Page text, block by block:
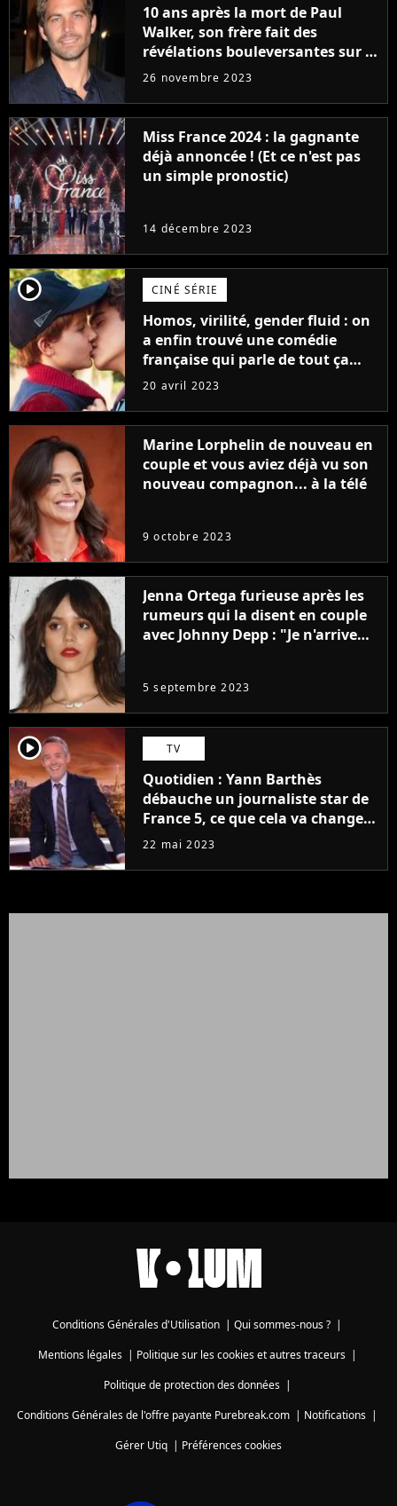
10 ans après la mort de Paul
Walker, son frère fait des
révélations bouleversantes sur la
réaction des acteurs de Fast and
26 novembre 2023
Miss France 2024 : la gagnante
déjà annoncée ! (Et ce n'est pas
un simple pronostic)
14 décembre 2023
player2 CINÉ SÉRIE
Homos, virilité, gender fluid : on
a enfin trouvé une comédie
française qui parle de tout ça
sans être super ringarde
20 avril 2023
Marine Lorphelin de nouveau en
couple et vous aviez déjà vu son
nouveau compagnon... à la télé
9 octobre 2023
Jenna Ortega furieuse après les
rumeurs qui la disent en couple
avec Johnny Depp : "Je n'arrive
5 septembre 2023
player2 TV
Quotidien : Yann Barthès
débauche un journaliste star de
France 5, ce que cela va changer
à la rentrée
22 mai 2023
Conditions Générales d'Utilisation Qui sommes-nous ?
Mentions légales| Politique sur les cookies et autres traceurs|
Politique de protection des données|
Conditions Générales de l'offre payante Purebreak.com
Notifications
Gérer Utiq
Préférences cookies